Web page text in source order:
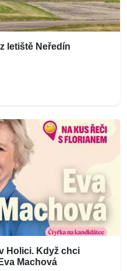
letiště Neředín
Holici. Když chci
Machová